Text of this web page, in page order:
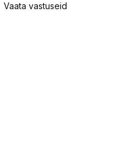
Vaata vastuseid